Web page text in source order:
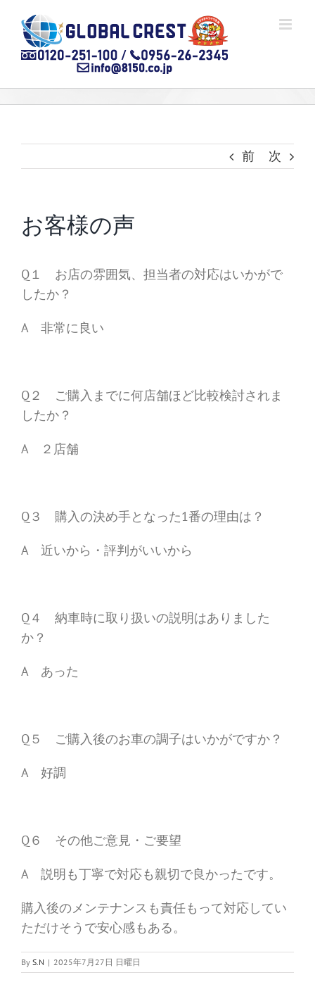
content
前 次
お客様の声
Q１ お店の雰囲気、担当者の対応はいかがで
したか？
A 非常に良い
Q２ ご購入までに何店舗ほど比較検討されま
したか？
A ２店舗
Q３ 購入の決め手となった1番の理由は？
A 近いから・評判がいいから
Q４ 納車時に取り扱いの説明はありました
か？
A あった
Q５ ご購入後のお車の調子はいかがですか？
A 好調
Q６ その他ご意見・ご要望
A 説明も丁寧で対応も親切で良かったです。
購入後のメンテナンスも責任もって対応してい
ただけそうで安心感もある。
By S.N | 2025年7月27日 日曜日